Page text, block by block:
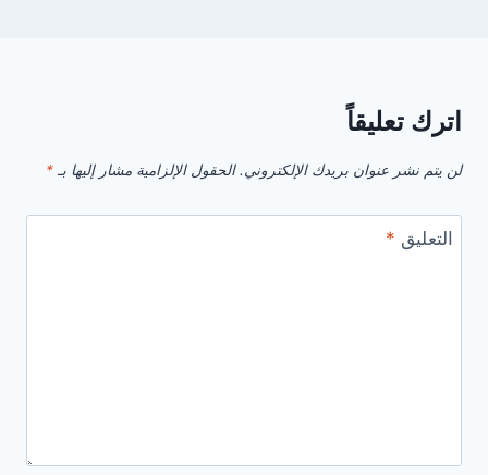
اترك تعليقاً
لن يتم نشر عنوان بريدك الإلكتروني. الحقول الإلزامية مشار إليها بـ *
التعليق *